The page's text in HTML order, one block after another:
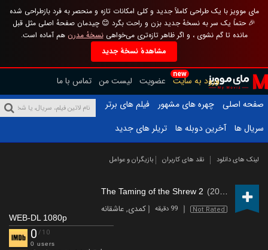
مای موویز با یک طراحی کاملاً جدید و کلی امکانات تازه و منحصر به فرد بازطراحی شده
🎉 حتماً یک سر به نسخهٔ جدید بزن و راحت بگرد 😊 چیدمان صفحهٔ اصلی مثل قبل
مانده تا گم نشوی ، و اگر ظاهر تازه‌تری می‌خواهینسخهٔ مدرن هم آماده است.
مشاهدهٔ نسخهٔ جدید
new
ورود به سایت عضویت لیست من تماس با ما
صفحه اصلی
چهره های مشهور
فیلم های برتر
سریال ها
آخرین دوبله ها تریلر های جدید
لینک های دانلود نقد های کاربران بازیگران و عوامل
The Taming of the Shrew 2 (2023)
Not Rated 99 دقیقه کمدی,عاشقانه
WEB-DL 1080p
0 /10
0 users